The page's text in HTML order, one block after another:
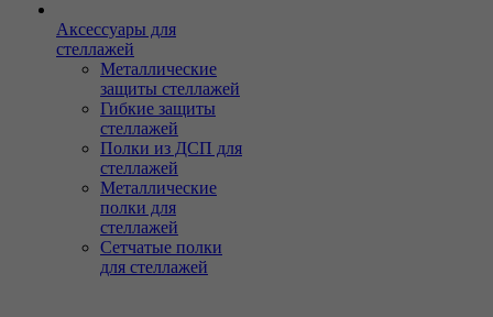
Аксессуары для
стеллажей
Металлические
защиты стеллажей
Гибкие защиты
стеллажей
Полки из ДСП для
стеллажей
Металлические
полки для
стеллажей
Сетчатые полки
для стеллажей